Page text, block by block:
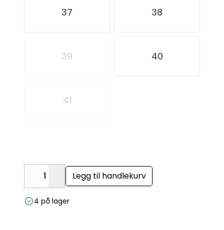
37 38
39 40
41
DecreaseIncrease
Legg til handlekurv
4 på lager